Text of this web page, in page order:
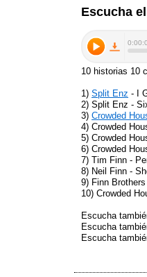
Escucha
10 historias 10
1) Split Enz - I
2) Split Enz -
3) Crowded
4) Crowded
5) Crowded
6) Crowded
7) Tim Finn -
8) Neil Finn -
9) Finn
10) Crowded
Escucha
Escucha
Escucha